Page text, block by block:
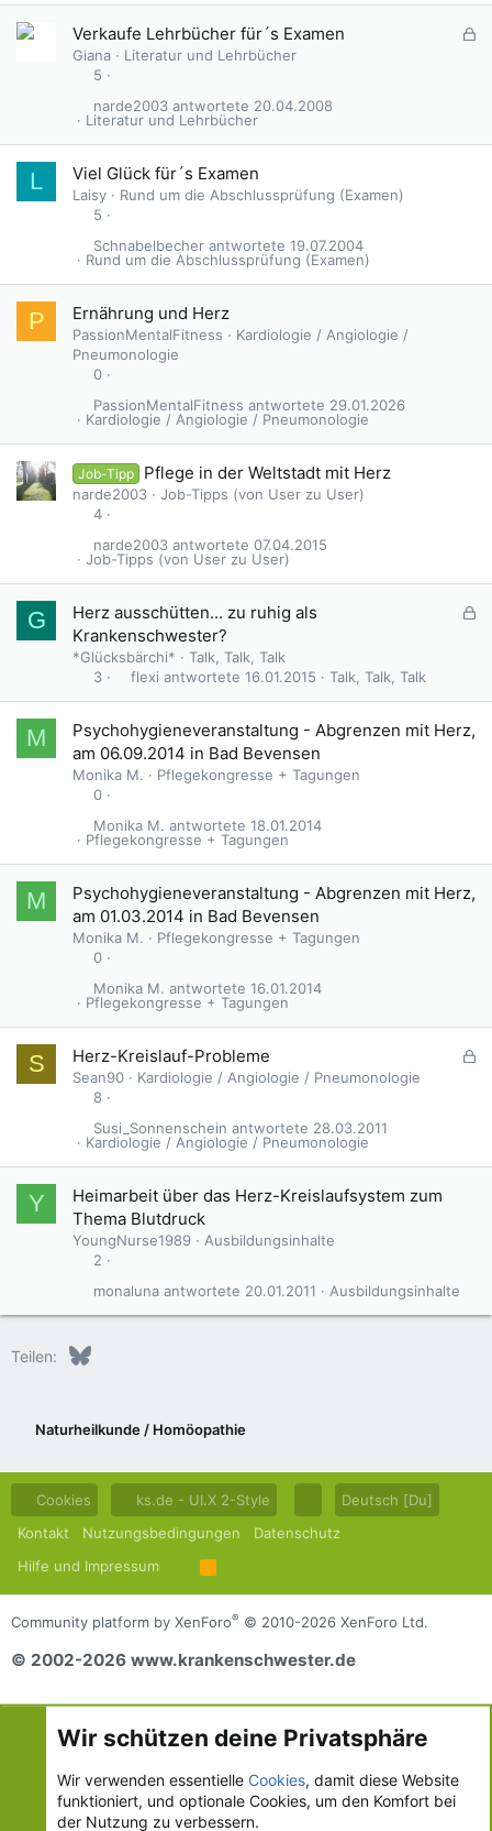
r
G
Verkaufe Lehrbücher für´s Examen
Giana
Literatur und Lehrbücher
5
Literatur und Lehrbücher
20.04.2008
narde2003
L Viel Glück für´s Examen
Laisy
Rund um die Abschlussprüfung (Examen)
5
Rund um die Abschlussprüfung (Examen)
19.07.2004
Schnabelbecher
P Ernährung und Herz
PassionMentalFitness
Kardiologie / Angiologie /
Pneumonologie
0
Kardiologie / Angiologie / Pneumonologie
29.01.2026
PassionMentalFitness
Job-Tipp Pflege in der Weltstadt mit Herz
narde2003
Job-Tipps (von User zu User)
4
Job-Tipps (von User zu User)
07.04.2015
narde2003
G
G
Herz ausschütten... zu ruhig als
Krankenschwester?
*Glücksbärchi*
Talk, Talk, Talk
3
Talk, Talk, Talk
16.01.2015
flexi
M
Psychohygieneveranstaltung - Abgrenzen mit Herz,
am 06.09.2014 in Bad Bevensen
Monika M.
Pflegekongresse + Tagungen
0
Pflegekongresse + Tagungen
18.01.2014
Monika M.
M
Psychohygieneveranstaltung - Abgrenzen mit Herz,
am 01.03.2014 in Bad Bevensen
Monika M.
Pflegekongresse + Tagungen
0
Pflegekongresse + Tagungen
16.01.2014
Monika M.
S
G
Herz-Kreislauf-Probleme
Sean90
Kardiologie / Angiologie / Pneumonologie
8
Kardiologie / Angiologie / Pneumonologie
28.03.2011
Susi_Sonnenschein
Y
Heimarbeit über das Herz-Kreislaufsystem zum
Thema Blutdruck
YoungNurse1989
Ausbildungsinhalte
2
Ausbildungsinhalte
20.01.2011
monaluna
Teilen: Bluesky
Naturheilkunde / Homöopathie
Cookies ks.de - UI.X 2-Style
Deutsch [Du]
Kontakt
Nutzungsbedingungen
Datenschutz
Hilfe und Impressum
R
S
S
Community platform by XenForo® © 2010-2026 XenForo Ltd.
© 2002-2026 www.krankenschwester.de
Wir schützen deine Privatsphäre
Wir verwenden essentielle Cookies, damit diese Website
funktioniert, und optionale Cookies, um den Komfort bei
der Nutzung zu verbessern.